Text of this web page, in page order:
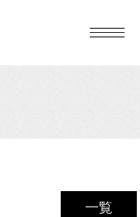
一覧